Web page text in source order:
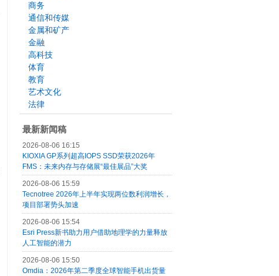
商务
通信和传媒
金属和矿产
金融
高科技
体育
教育
艺术文化
法律
最新新闻稿
2026-08-06 16:15
KIOXIA GP系列超高IOPS SSD荣获2026年
FMS：未来内存与存储展“最佳展品”大奖
2026-08-06 15:59
Tecnotree 2026年上半年实现两位数利润增长，
项目部署势头加速
2026-08-06 15:54
Esri Press新书助力用户借助地理学的力量释放
人工智能的潜力
2026-08-06 15:50
Omdia：2026年第二季度全球智能手机出货量